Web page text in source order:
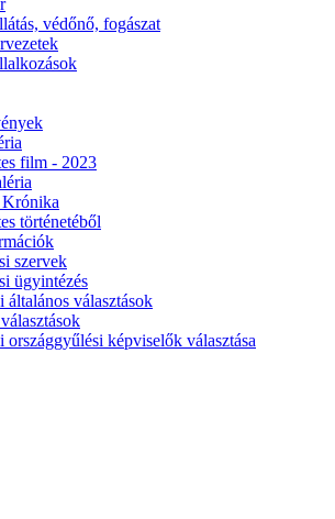
védőnő, fogászat
film - 2023
Krónika
történetéből
szervek
ügyintézés
általános választások
országgyűlési képviselők választása